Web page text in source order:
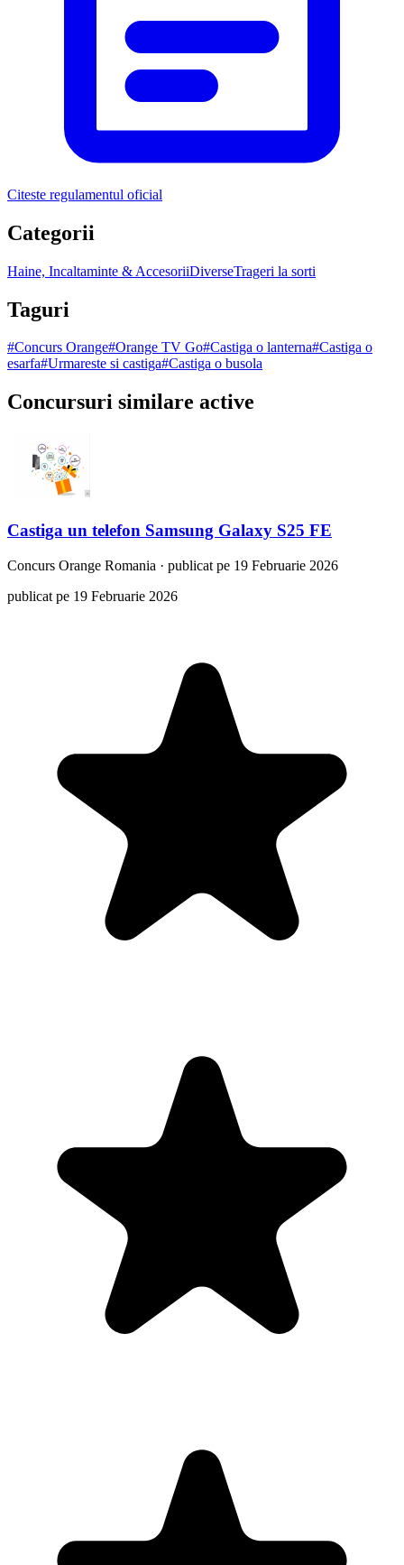
Citeste regulamentul oficial
Categorii
Haine, Incaltaminte & AccesoriiDiverseTrageri la sorti
Taguri
#Concurs Orange#Orange TV Go#Castiga o lanterna#Castiga o
esarfa#Urmareste si castiga#Castiga o busola
Concursuri similare active
Castiga un telefon Samsung Galaxy S25 FE
Concurs Orange Romania · publicat pe 19 Februarie 2026
publicat pe 19 Februarie 2026